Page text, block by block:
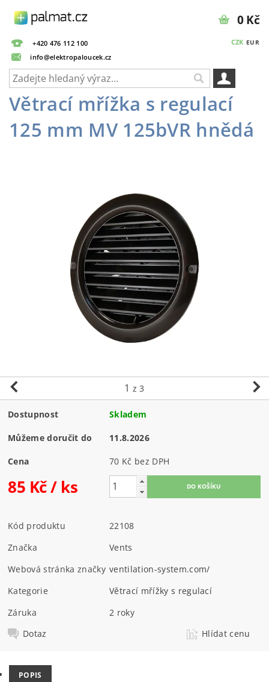
+420 476 112 100
info@elektropaloucek.cz
CZK EUR
0 Kč
Větrací mřížka s regulací
125 mm MV 125bVR hnědá
1 z 3
Dostupnost Skladem
Můžeme doručit do 11.8.2026
Cena 70 Kč bez DPH
85 Kč/ ks
Kód produktu
22108
Značka
Vents
Webová stránka značky ventilation-system.com/
Kategorie
Větrací mřížky s regulací
Záruka
2 roky
Dotaz
Hlídat cenu
POPIS